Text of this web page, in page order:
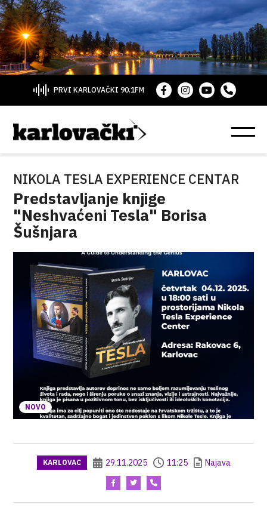
PRVI KARLOVAČKI 90.1FM
NIKOLA TESLA EXPERIENCE CENTAR
Predstavljanje knjige
"Neshvaćeni Tesla" Borisa
Šušnjara
NOVO
KARLOVAC 29.11.2025 11:25 Najava